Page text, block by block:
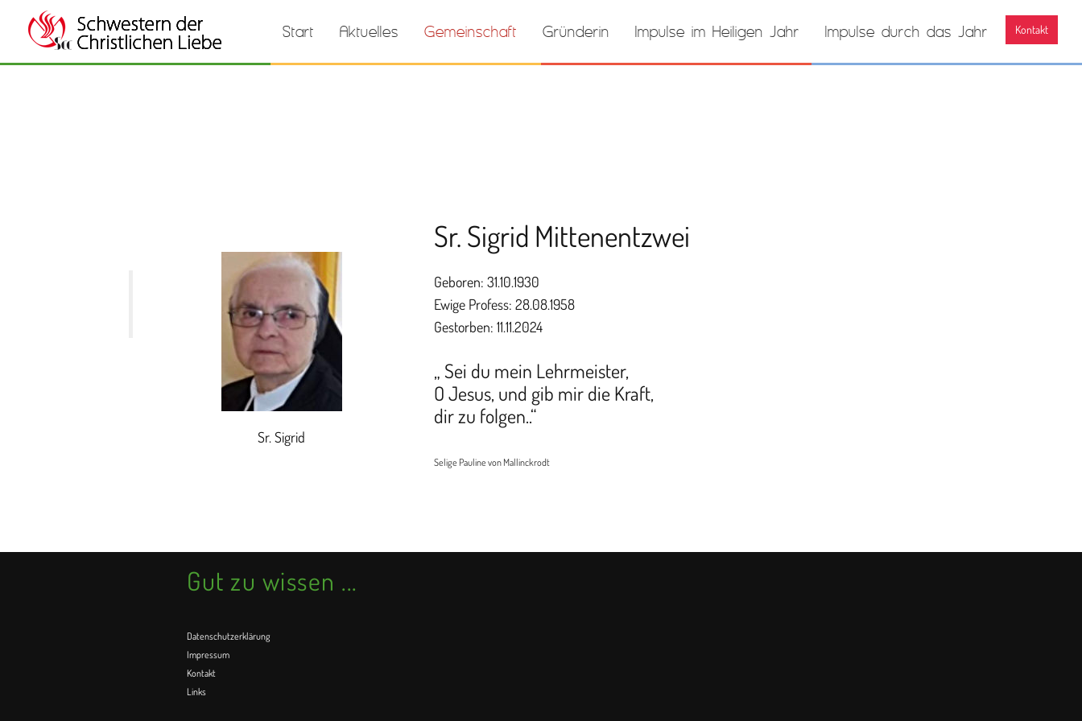
Kontakt
Start Aktuelles Gemeinschaft Gründerin Impulse im Heiligen Jahr lmpulse durch das Jahr
Sr. Sigrid
Sr. Sigrid Mittenentzwei
Geboren: 31.10.1930
Ewige Profess: 28.08.1958
Gestorben: 11.11.2024
„ Sei du mein Lehrmeister,
O Jesus, und gib mir die Kraft,
dir zu folgen..“
Selige Pauline von Mallinckrodt
Gut zu wissen ...
Datenschutzerklärung
Impressum
Kontakt
Links